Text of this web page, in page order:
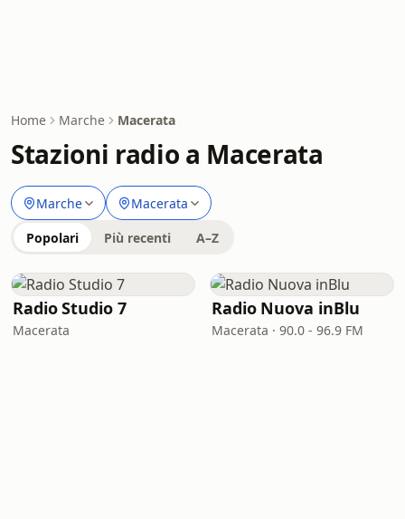
Home Marche Macerata
Stazioni radio a Macerata
Marche Macerata
Popolari Più recenti A–Z
Radio Studio 7
Macerata
Radio Nuova inBlu
Macerata · 90.0 - 96.9 FM